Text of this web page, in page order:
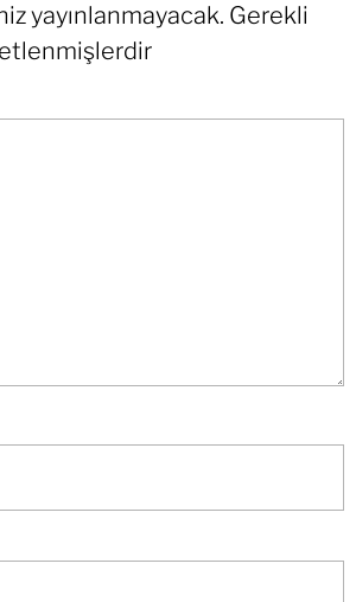
yayınlanmayacak. Gerekli